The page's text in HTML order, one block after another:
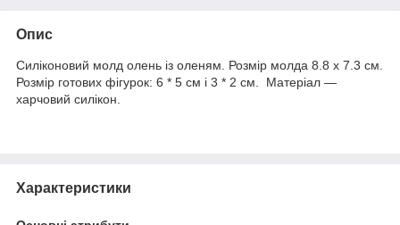
Опис
Силіконовий молд олень із оленям. Розмір молда 8.8 х 7.3 см.
Розмір готових фігурок: 6 * 5 см і 3 * 2 см. Матеріал —
харчовий силікон.
Характеристики